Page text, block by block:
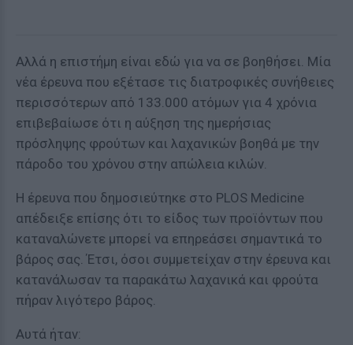
Αλλά η επιστήμη είναι εδώ για να σε βοηθήσει. Μία
νέα έρευνα που εξέτασε τις διατροφικές συνήθειες
περισσότερων από 133.000 ατόμων για 4 χρόνια
επιβεβαίωσε ότι η αύξηση της ημερήσιας
πρόσληψης φρούτων και λαχανικών βοηθά με την
πάροδο του χρόνου στην απώλεια κιλών.
Η έρευνα που δημοσιεύτηκε στο PLOS Μedicine
απέδειξε επίσης ότι το είδος των προϊόντων που
καταναλώνετε μπορεί να επηρεάσει σημαντικά το
βάρος σας. Έτσι, όσοι συμμετείχαν στην έρευνα και
κατανάλωσαν τα παρακάτω λαχανικά και φρούτα
πήραν λιγότερο βάρος.
Αυτά ήταν: